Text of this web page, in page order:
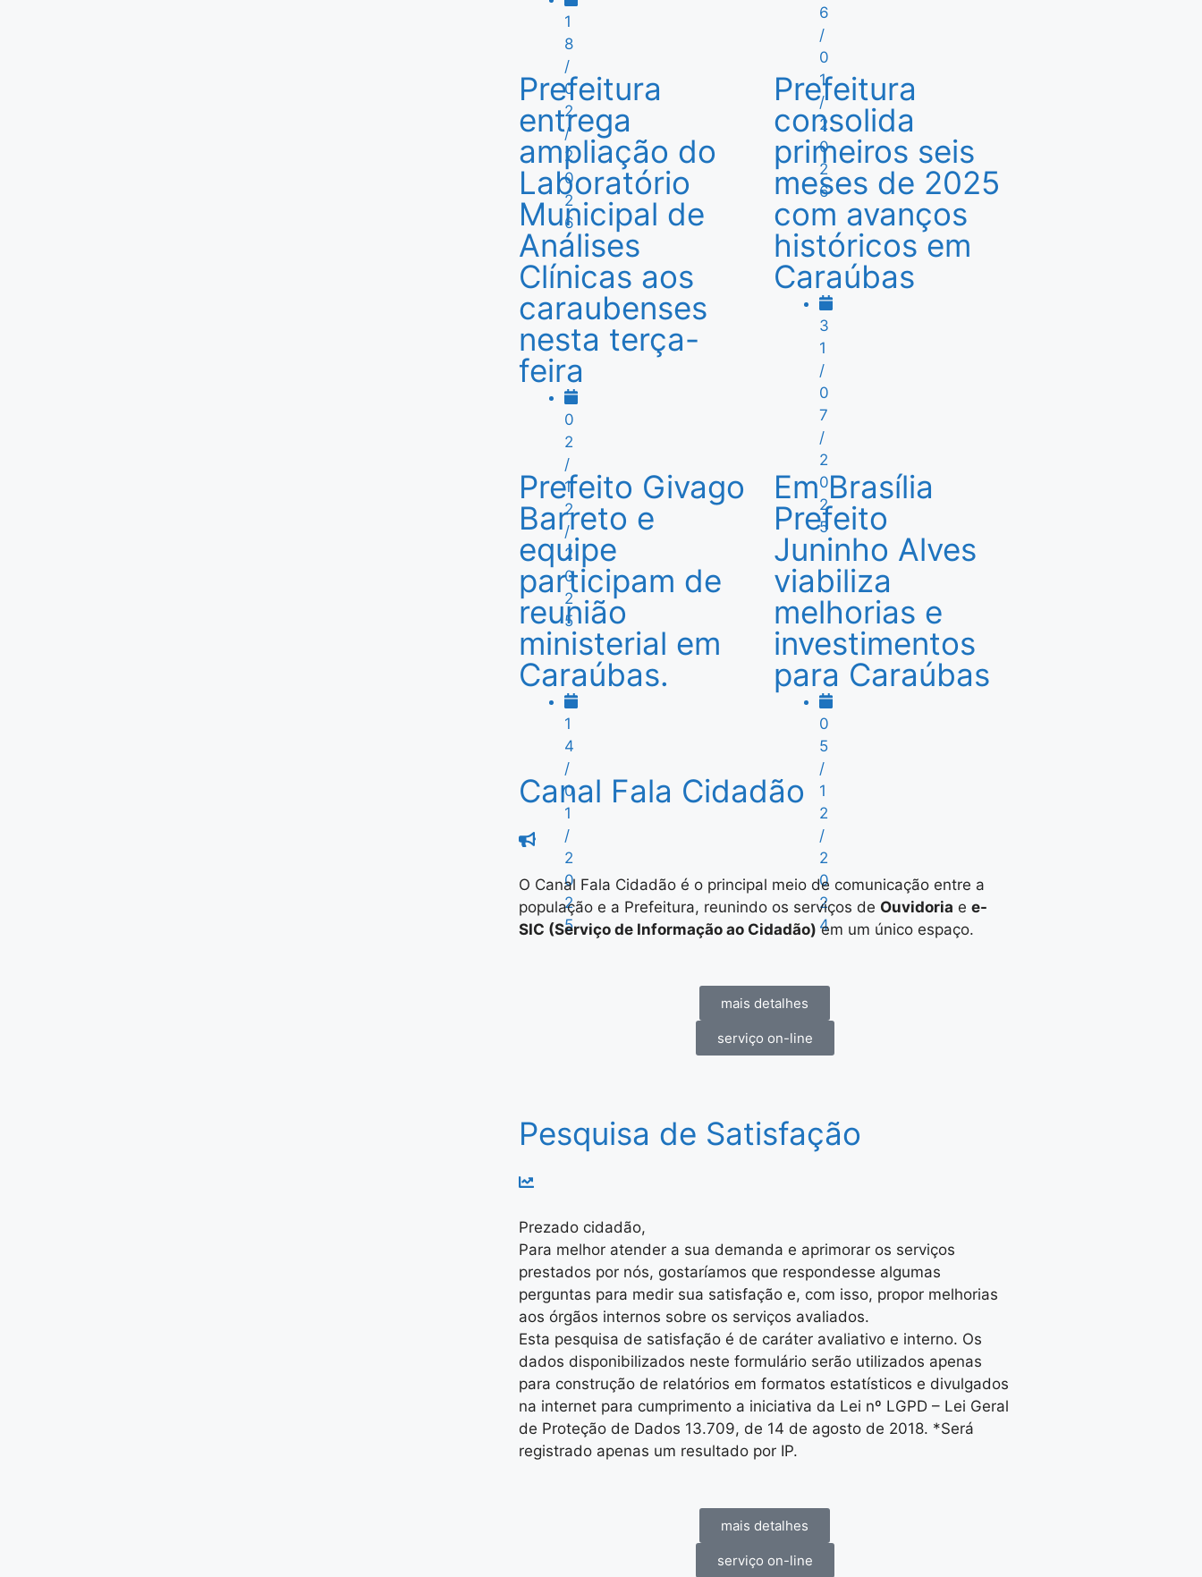
1
8
/
0
2
/
2
0
2
6
6
/
0
1
/
2
0
2
6
Prefeitura
entrega
ampliação do
Laboratório
Municipal de
Análises
Clínicas aos
caraubenses
nesta terça-
feira
0
2
/
1
2
/
2
0
2
5
Prefeitura
consolida
primeiros seis
meses de 2025
com avanços
históricos em
Caraúbas
3
1
/
0
7
/
2
0
2
5
Prefeito Givago
Barreto e
equipe
participam de
reunião
ministerial em
Caraúbas.
1
4
/
0
1
/
2
0
2
5
Em Brasília
Prefeito
Juninho Alves
viabiliza
melhorias e
investimentos
para Caraúbas
0
5
/
1
2
/
2
0
2
4
Canal Fala Cidadão
O Canal Fala Cidadão é o principal meio de comunicação entre a
população e a Prefeitura, reunindo os serviços de Ouvidoria e e-
SIC (Serviço de Informação ao Cidadão) em um único espaço.
mais detalhes
serviço on-line
Pesquisa de Satisfação
Prezado cidadão,
Para melhor atender a sua demanda e aprimorar os serviços
prestados por nós, gostaríamos que respondesse algumas
perguntas para medir sua satisfação e, com isso, propor melhorias
aos órgãos internos sobre os serviços avaliados.
Esta pesquisa de satisfação é de caráter avaliativo e interno. Os
dados disponibilizados neste formulário serão utilizados apenas
para construção de relatórios em formatos estatísticos e divulgados
na internet para cumprimento a iniciativa da Lei nº LGPD – Lei Geral
de Proteção de Dados 13.709, de 14 de agosto de 2018. *Será
registrado apenas um resultado por IP.
mais detalhes
serviço on-line